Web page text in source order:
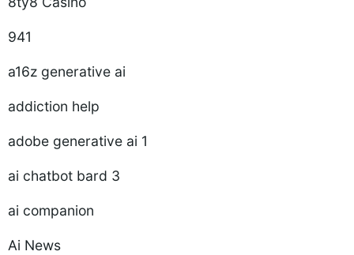
941
a16z generative ai
addiction help
adobe generative ai 1
ai chatbot bard 3
ai companion
Ai News